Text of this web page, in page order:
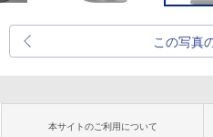
この写真
本サイトのご利用について